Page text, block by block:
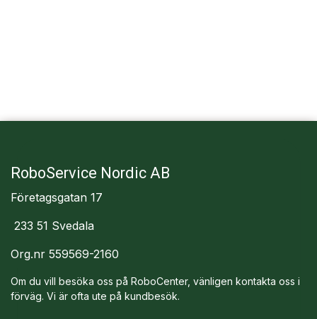
RoboService Nordic AB
Företagsgatan 17
233 51 Svedala
Org.nr 559569-2160
Om du vill besöka oss på RoboCenter, vänligen kontakta oss i
förväg. Vi är ofta ute på kundbesök.